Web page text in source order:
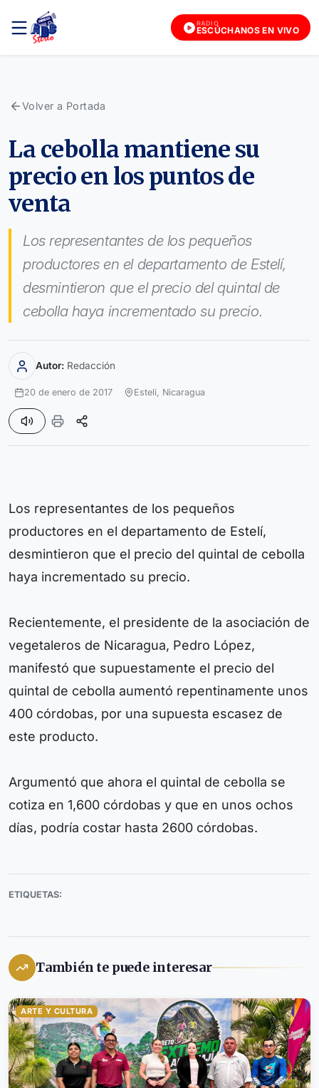
RADIO
ESCÚCHANOS EN VIVO
Volver a Portada
La cebolla mantiene su
precio en los puntos de
venta
Los representantes de los pequeños
productores en el departamento de Estelí,
desmintieron que el precio del quintal de
cebolla haya incrementado su precio.
Autor: Redacción
20 de enero de 2017 Esteli, Nicaragua
Los representantes de los pequeños
productores en el departamento de Estelí,
desmintieron que el precio del quintal de cebolla
haya incrementado su precio.
Recientemente, el presidente de la asociación de
vegetaleros de Nicaragua, Pedro López,
manifestó que supuestamente el precio del
quintal de cebolla aumentó repentinamente unos
400 córdobas, por una supuesta escasez de
este producto.
Argumentó que ahora el quintal de cebolla se
cotiza en 1,600 córdobas y que en unos ochos
días, podría costar hasta 2600 córdobas.
ETIQUETAS:
También te puede interesar
ARTE Y CULTURA